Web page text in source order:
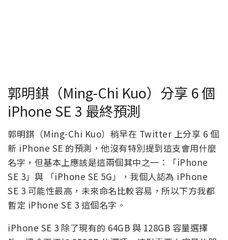
郭明錤（Ming-Chi Kuo）分享 6 個
iPhone SE 3 最終預測
郭明錤（Ming-Chi Kuo）稍早在 Twitter 上分享 6 個
新 iPhone SE 的預測，他沒有特別提到這支會用什麼
名字，但基本上應該是這兩個其中之一：「iPhone
SE 3」與 「iPhone SE 5G」，我個人認為 iPhone
SE 3 可能性最高，未來命名比較容易，所以下方我都
暫定 iPhone SE 3 這個名字。
iPhone SE 3 除了現有的 64GB 與 128GB 容量選擇